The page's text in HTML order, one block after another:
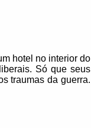
hotel no interior do
Só que seus
traumas da guerra.